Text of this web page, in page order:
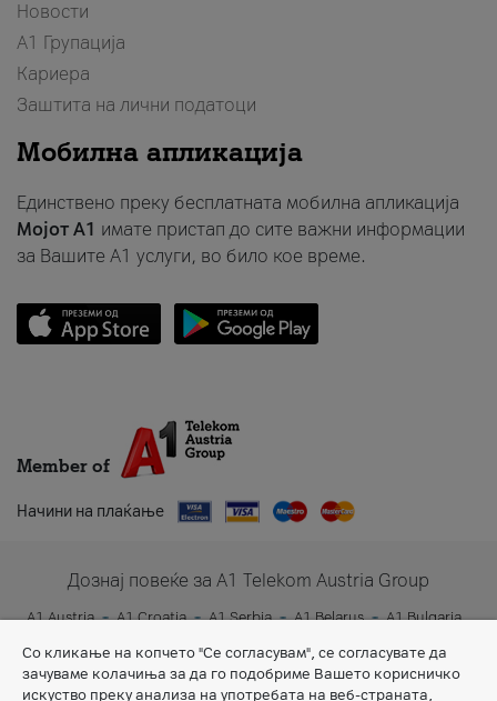
Новости
А1 Групација
Кариера
Заштита на лични податоци
Мобилна апликација
Единствено преку бесплатната мобилна апликација
Мојот A1 имате пристап до сите важни информации
за Вашите A1 услуги, во било кое време.
Member of
Начини на плаќање
Дознај повеќе за A1 Telekom Austria Group
A1 Austria A1 Croatia A1 Serbia A1 Belarus
A1 Bulgaria
Со кликање на копчето "Се согласувам", се согласувате да
зачуваме колачиња за да го подобриме Вашето корисничко
искуство преку анализа на употребата на веб-страната,